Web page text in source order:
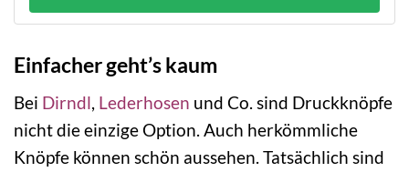
Einfacher geht’s kaum
Bei Dirndl Lederhosen und Co. sind Druckknöpfe
nicht die einzige Option. Auch herkömmliche
Knöpfe können schön aussehen. Tatsächlich sind